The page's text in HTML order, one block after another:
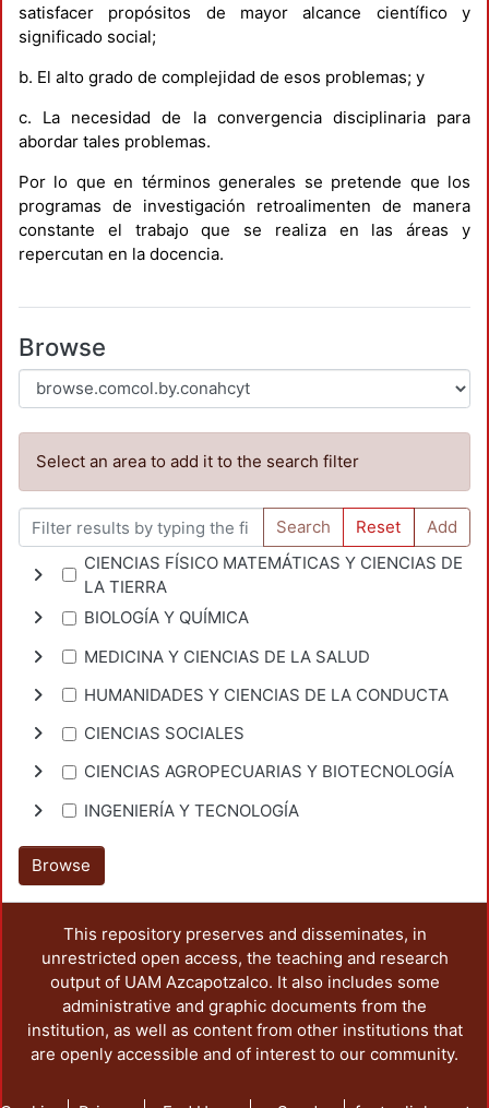
satisfacer propósitos de mayor alcance científico y
significado social;
b. El alto grado de complejidad de esos problemas; y
c. La necesidad de la convergencia disciplinaria para
abordar tales problemas.
Por lo que en términos generales se pretende que los
programas de investigación retroalimenten de manera
constante el trabajo que se realiza en las áreas y
repercutan en la docencia.
Browse
Select an area to add it to the search filter
Search Reset
Add
CIENCIAS FÍSICO MATEMÁTICAS Y CIENCIAS DE
LA TIERRA
BIOLOGÍA Y QUÍMICA
MEDICINA Y CIENCIAS DE LA SALUD
HUMANIDADES Y CIENCIAS DE LA CONDUCTA
CIENCIAS SOCIALES
CIENCIAS AGROPECUARIAS Y BIOTECNOLOGÍA
INGENIERÍA Y TECNOLOGÍA
Browse
This repository preserves and disseminates, in
unrestricted open access, the teaching and research
output of UAM Azcapotzalco. It also includes some
administrative and graphic documents from the
institution, as well as content from other institutions that
are openly accessible and of interest to our community.